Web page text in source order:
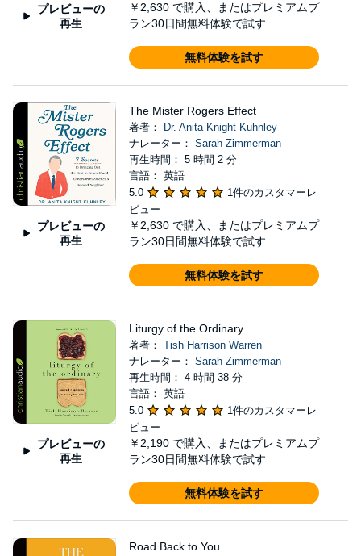
プレビューの
再生
￥2,630 で購入、またはプレミアムプ
ラン30日間無料体験で試す
無料体験を試す
プレビューの
再生
The Mister Rogers Effect
著者：
Dr. Anita Knight Kuhnley
ナレーター： Sarah Zimmerman
再生時間： 5 時間 2 分
言語： 英語
5.0
1件のカスタマーレ
ビュー
￥2,630 で購入、またはプレミアムプ
ラン30日間無料体験で試す
無料体験を試す
プレビューの
再生
Liturgy of the Ordinary
著者： Tish Harrison Warren
ナレーター： Sarah Zimmerman
再生時間： 4 時間 38 分
言語： 英語
5.0
1件のカスタマーレ
ビュー
￥2,190 で購入、またはプレミアムプ
ラン30日間無料体験で試す
無料体験を試す
Road Back to You